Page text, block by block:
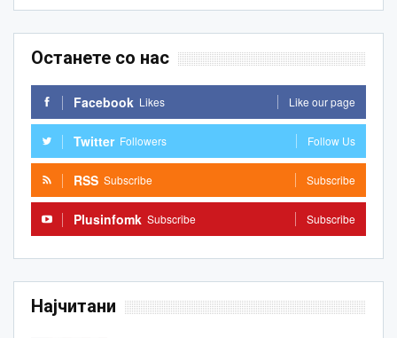
Останете со нас
Facebook Likes Like our page
Twitter Followers Follow Us
RSS Subscribe Subscribe
Plusinfomk Subscribe Subscribe
Најчитани